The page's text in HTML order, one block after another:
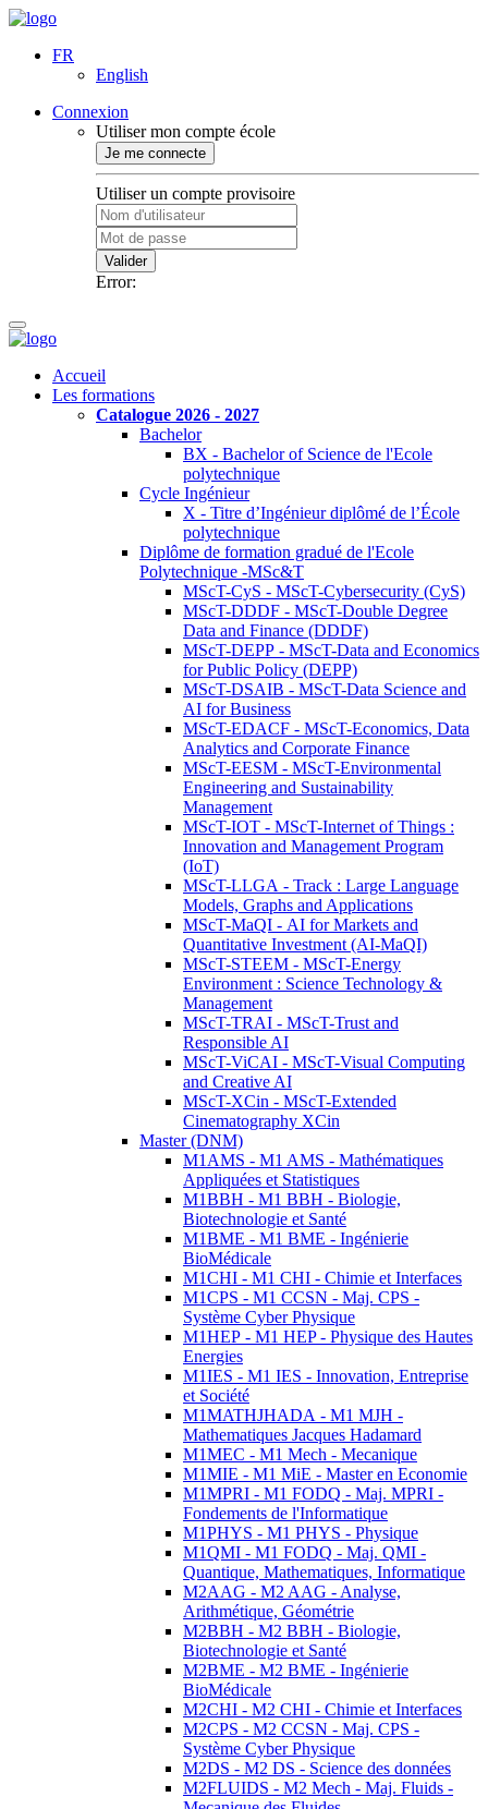
FR
English
Connexion
Utiliser mon compte école
Je me connecte
Utiliser un compte provisoire
Valider
Error:
Accueil
Les formations
Catalogue 2026 - 2027
Bachelor
BX - Bachelor of Science de l'Ecole
polytechnique
Cycle Ingénieur
X - Titre d’Ingénieur diplômé de l’École
polytechnique
Diplôme de formation gradué de l'Ecole
Polytechnique -MSc&T
MScT-CyS - MScT-Cybersecurity (CyS)
MScT-DDDF - MScT-Double Degree
Data and Finance (DDDF)
MScT-DEPP - MScT-Data and Economics
for Public Policy (DEPP)
MScT-DSAIB - MScT-Data Science and
AI for Business
MScT-EDACF - MScT-Economics, Data
Analytics and Corporate Finance
MScT-EESM - MScT-Environmental
Engineering and Sustainability
Management
MScT-IOT - MScT-Internet of Things :
Innovation and Management Program
(IoT)
MScT-LLGA - Track : Large Language
Models, Graphs and Applications
MScT-MaQI - AI for Markets and
Quantitative Investment (AI-MaQI)
MScT-STEEM - MScT-Energy
Environment : Science Technology &
Management
MScT-TRAI - MScT-Trust and
Responsible AI
MScT-ViCAI - MScT-Visual Computing
and Creative AI
MScT-XCin - MScT-Extended
Cinematography XCin
Master (DNM)
M1AMS - M1 AMS - Mathématiques
Appliquées et Statistiques
M1BBH - M1 BBH - Biologie,
Biotechnologie et Santé
M1BME - M1 BME - Ingénierie
BioMédicale
M1CHI - M1 CHI - Chimie et Interfaces
M1CPS - M1 CCSN - Maj. CPS -
Système Cyber Physique
M1HEP - M1 HEP - Physique des Hautes
Energies
M1IES - M1 IES - Innovation, Entreprise
et Société
M1MATHJHADA - M1 MJH -
Mathematiques Jacques Hadamard
M1MEC - M1 Mech - Mecanique
M1MIE - M1 MiE - Master en Economie
M1MPRI - M1 FODQ - Maj. MPRI -
Fondements de l'Informatique
M1PHYS - M1 PHYS - Physique
M1QMI - M1 FODQ - Maj. QMI -
Quantique, Mathematiques, Informatique
M2AAG - M2 AAG - Analyse,
Arithmétique, Géométrie
M2BBH - M2 BBH - Biologie,
Biotechnologie et Santé
M2BME - M2 BME - Ingénierie
BioMédicale
M2CHI - M2 CHI - Chimie et Interfaces
M2CPS - M2 CCSN - Maj. CPS -
Système Cyber Physique
M2DS - M2 DS - Science des données
M2FLUIDS - M2 Mech - Maj. Fluids -